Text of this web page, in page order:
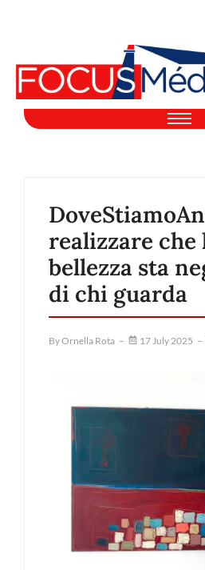
realizzare che
bellezza sta
di chi guarda
ByOrnella Rota 17 July 2025